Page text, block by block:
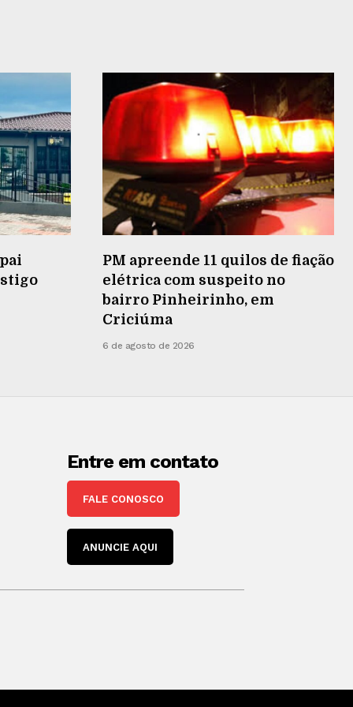
PM apreende 11 quilos de fiação
elétrica com suspeito no
bairro Pinheirinho, em
Criciúma
6 de agosto de 2026
Entre em contato
FALE CONOSCO
ANUNCIE AQUI